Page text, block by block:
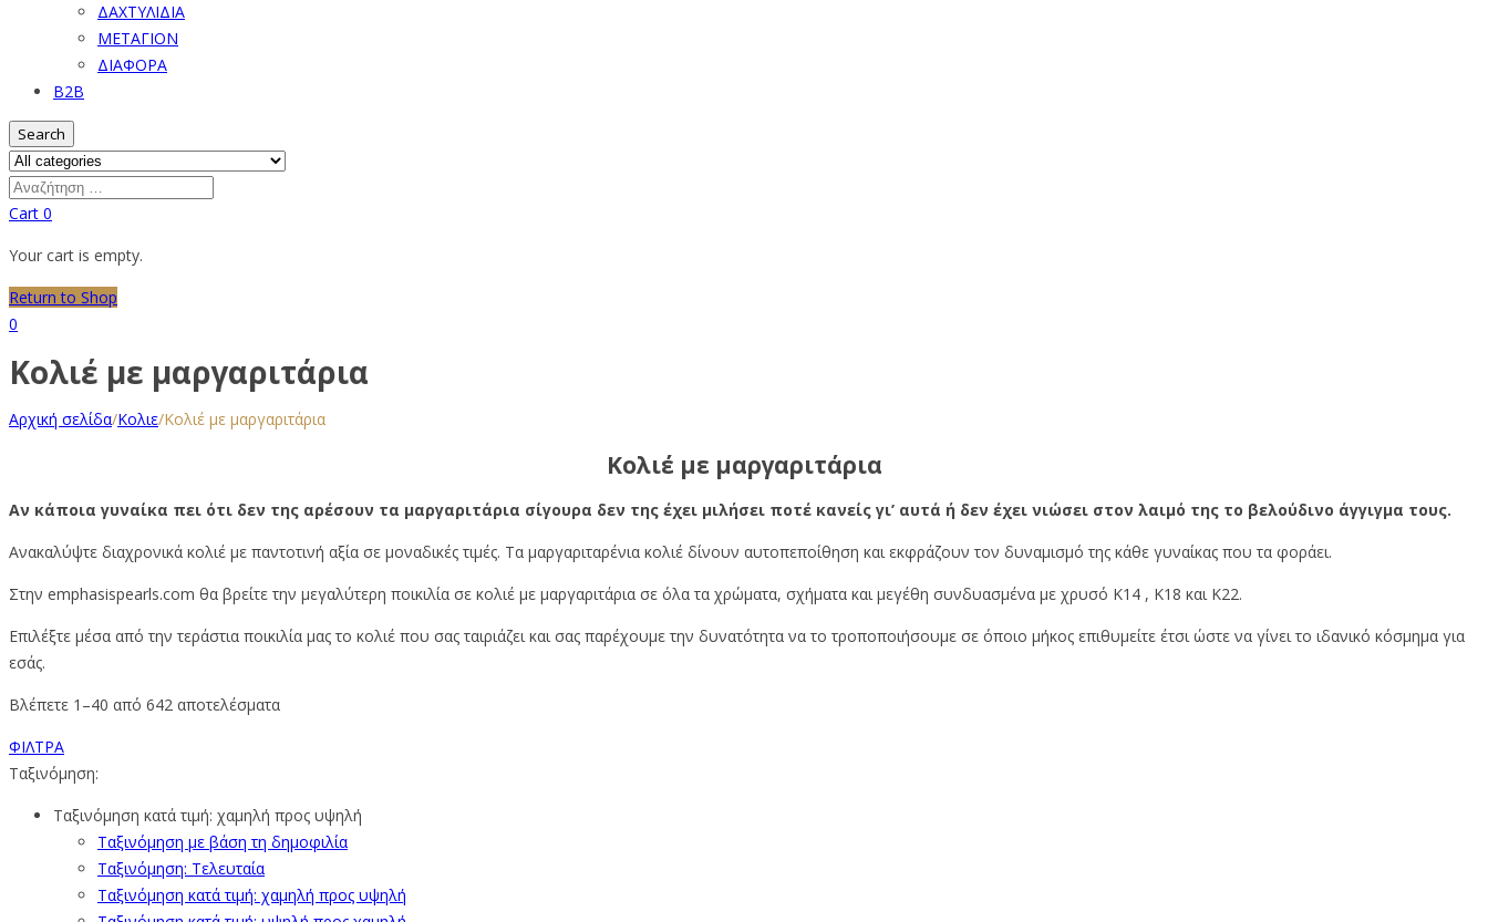
ΔΑΧΤΥΛΙΔΙΑ
ΜΕΤΑΓΙΟΝ
ΔΙΑΦΟΡΑ
B2B
Search
Cart 0
Your cart is empty.
Return to Shop
0
Κολιέ με μαργαριτάρια
Αρχική σελίδα/Κολιε/Κολιέ με μαργαριτάρια
Κολιέ με μαργαριτάρια
Αν κάποια γυναίκα πει ότι δεν της αρέσουν τα μαργαριτάρια σίγουρα δεν της έχει μιλήσει ποτέ κανείς γι’ αυτά ή δεν έχει νιώσει στον λαιμό της το βελούδινο άγγιγμα τους.
Ανακαλύψτε διαχρονικά κολιέ με παντοτινή αξία σε μοναδικές τιμές. Τα μαργαριταρένια κολιέ δίνουν αυτοπεποίθηση και εκφράζουν τον δυναμισμό της κάθε γυναίκας που τα φοράει.
Στην emphasispearls.com θα βρείτε την μεγαλύτερη ποικιλία σε κολιέ με μαργαριτάρια σε όλα τα χρώματα, σχήματα και μεγέθη συνδυασμένα με χρυσό Κ14 , Κ18 και Κ22.
Επιλέξτε μέσα από την τεράστια ποικιλία μας το κολιέ που σας ταιριάζει και σας παρέχουμε την δυνατότητα να το τροποποιήσουμε σε όποιο μήκος επιθυμείτε έτσι ώστε να γίνει το ιδανικό κόσμημα για
εσάς.
Βλέπετε 1–40 από 642 αποτελέσματαSorted
to
high
ΦΙΛΤΡΑ
Ταξινόμηση:
Ταξινόμηση κατά τιμή: χαμηλή προς υψηλή
Ταξινόμηση με βάση τη δημοφιλία
Ταξινόμηση: Τελευταία
Ταξινόμηση κατά τιμή: χαμηλή προς υψηλή